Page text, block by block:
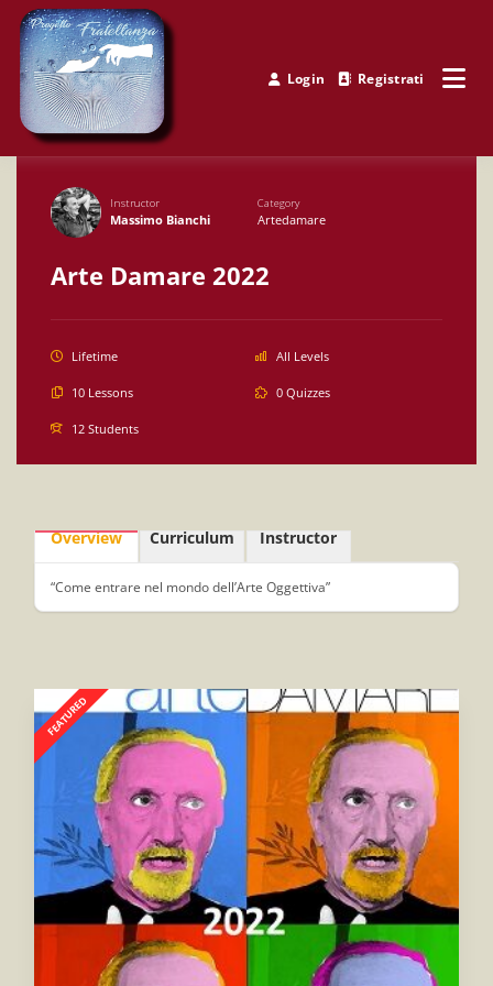
content
Login Registrati
Instructor
Massimo Bianchi
Category
Artedamare
Arte Damare 2022
Lifetime All Levels
10 Lessons 0 Quizzes
12 Students
Overview Curriculum Instructor
“Come entrare nel mondo dell’Arte Oggettiva”